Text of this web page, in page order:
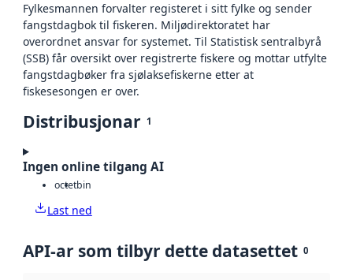
Fylkesmannen forvalter registeret i sitt fylke og sender
fangstdagbok til fiskeren. Miljødirektoratet har
overordnet ansvar for systemet. Til Statistisk sentralbyrå
(SSB) får oversikt over registrerte fiskere og mottar utfylte
fangstdagbøker fra sjølaksefiskerne etter at
fiskesesongen er over.
Distribusjonar 1
Ingen online tilgang AI
octetbin
Last ned
API-ar som tilbyr dette datasettet 0